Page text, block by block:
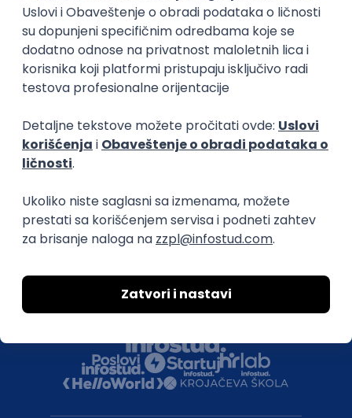
O nama
Za poslodavce
Uslovi korišćenja
Politika privatnosti
Uklonjeni profili poslodavaca
Za medije
Druželjubivi smo!